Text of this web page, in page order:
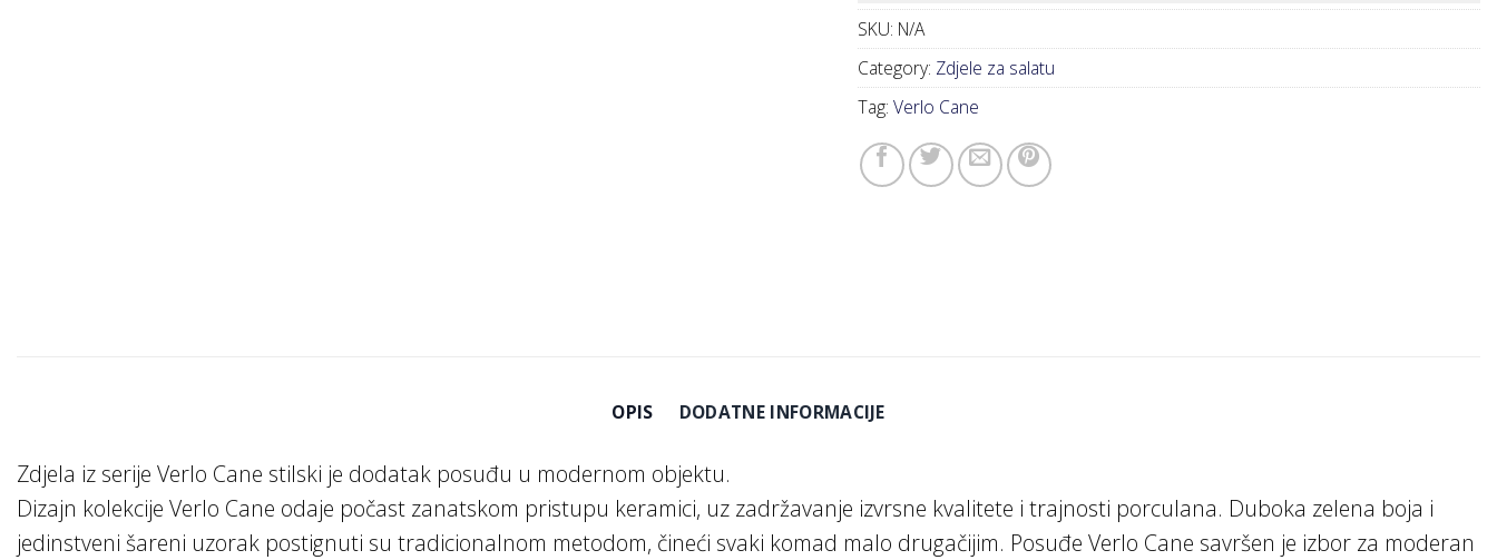
SKU: N/A
Category: Zdjele za salatu
Tag: Verlo Cane
OPIS DODATNE INFORMACIJE
Zdjela iz serije Verlo Cane stilski je dodatak posuđu u modernom objektu.
Dizajn kolekcije Verlo Cane odaje počast zanatskom pristupu keramici, uz zadržavanje izvrsne kvalitete i trajnosti porculana. Duboka zelena boja i
jedinstveni šareni uzorak postignuti su tradicionalnom metodom, čineći svaki komad malo drugačijim. Posuđe Verlo Cane savršen je izbor za moderan